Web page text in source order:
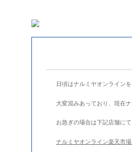
日頃はナルミヤオンライン
大変混みあっており、現在
お急ぎの場合は下記店舗に
ナルミヤオンライン楽天市